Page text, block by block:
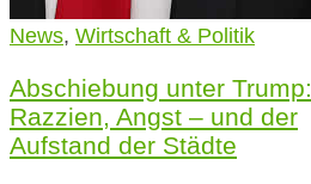
News, Wirtschaft & Politik
Abschiebung unter Trump:
Razzien, Angst – und der
Aufstand der Städte